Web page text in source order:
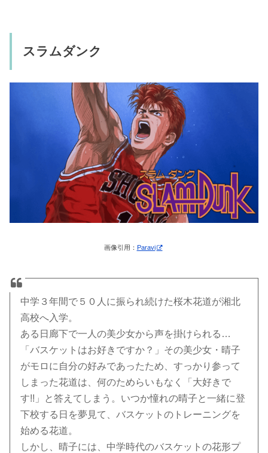
スラムダンク
画像引用： Paravi
中学３年間で５０人に振られ続けた桜木花道が湘北
高校へ入学。
ある日廊下で一人の美少女から声を掛けられる…
「バスケットはお好きですか？」その美少女・晴子
がモロに自分の好みであったため、すっかり参って
しまった花道は、何のためらいもなく「大好きで
す!!」と答えてしまう。いつか憧れの晴子と一緒に登
下校する日を夢見て、バスケットのトレーニングを
始める花道。
しかし、晴子には、中学時代のバスケットの花形プ